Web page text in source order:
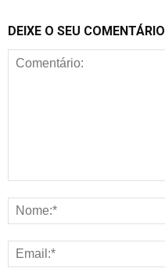
DEIXE O SEU COMENTÁRIO